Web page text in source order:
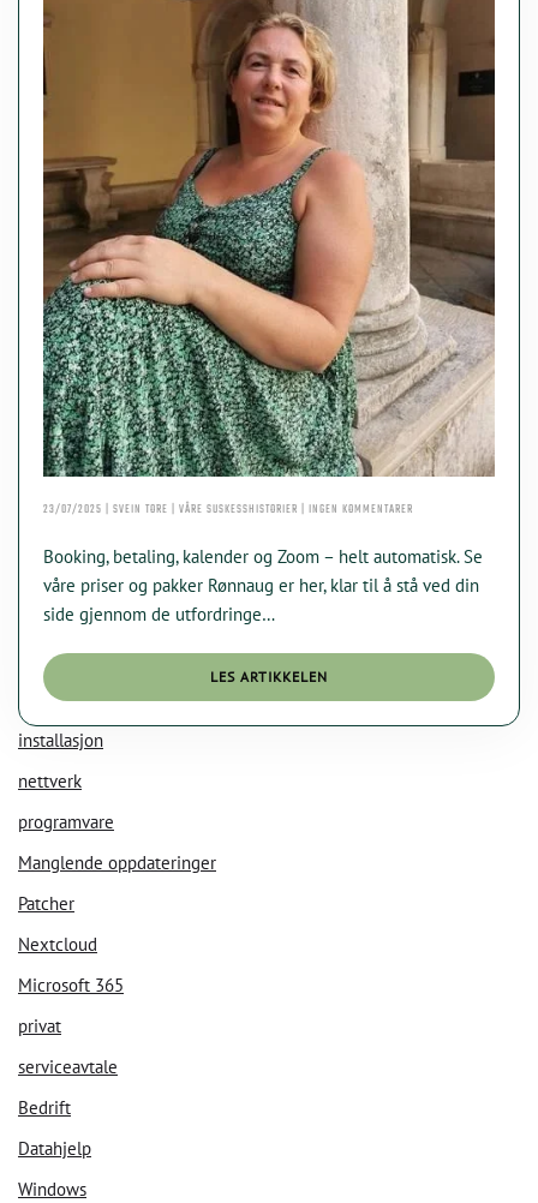
23/07/2025 | SVEIN TORE | VÅRE SUSKESSHISTORIER | INGEN KOMMENTARER
HR
SOLGTE
RÅDGIVNING
NETTSIDEN
Booking, betaling, kalender og Zoom – helt automatisk. Se
våre priser og pakker Rønnaug er her, klar til å stå ved din
side gjennom de utfordringe…
LES ARTIKKELEN
installasjon
nettverk
programvare
Manglende oppdateringer
Patcher
Nextcloud
Microsoft 365
privat
serviceavtale
Bedrift
Datahjelp
Windows
KI Chat Data Nora